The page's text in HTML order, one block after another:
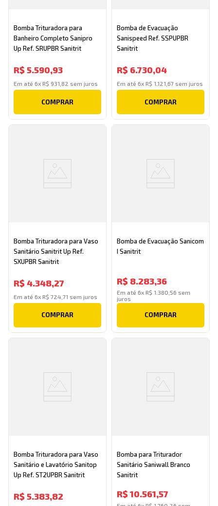
Bomba Trituradora para
Banheiro Completo Sanipro
Up Ref. SRUPBR Sanitrit
R$ 5.590,93
Em até6xR$ 931 82 sem juros
COMPRAR
Bomba de Evacuação
Sanispeed Ref. SSPUPBR
Sanitrit
R$ 6.730,04
Em até 6x R$ 1 121 67 sem juros
COMPRAR
Bomba Trituradora para Vaso
Sanitário Sanitrit Up Ref.
SXUPBR Sanitrit
R$ 4.348,27
Em até6xR$ 724 ,71 sem juros
COMPRAR
Bomba de Evacuação Sanicom
I Sanitrit
R$ 8.283,36
Em até 6x R$ 1 380 56 sem
juros
COMPRAR
Bomba Trituradora para Vaso
Sanitário e Lavatório Sanitop
Up Ref. ST2UPBR Sanitrit
R$ 5.383,82
Bomba para Triturador
Sanitário Saniwall Branco
Sanitrit
R$ 10.561,57